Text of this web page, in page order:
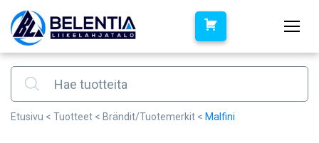
Products search
Etusivu < Tuotteet < Brändit/Tuotemerkit < Malfini